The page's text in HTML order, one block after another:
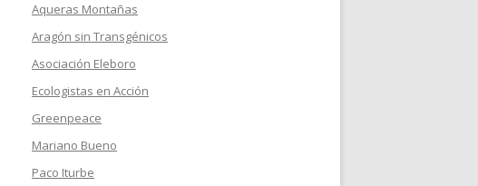
Aqueras Montañas
Aragón sin Transgénicos
Asociación Eleboro
Ecologistas en Acción
Greenpeace
Mariano Bueno
Paco Iturbe